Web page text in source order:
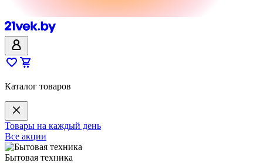
Каталог товаров
Товары на каждый день
Все акции
Бытовая техника